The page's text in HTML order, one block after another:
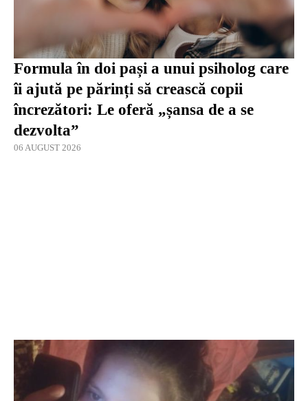
Formula în doi pași a unui psiholog care
îi ajută pe părinți să crească copii
încrezători: Le oferă „șansa de a se
dezvolta”
06 AUGUST 2026